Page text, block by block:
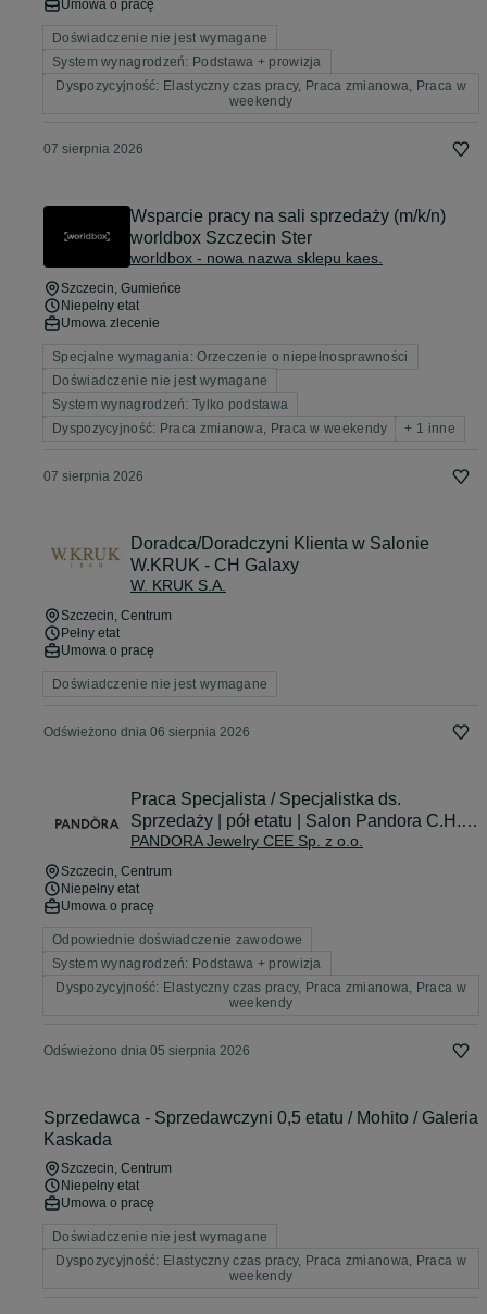
Umowa o pracę
Doświadczenie nie jest wymagane
System wynagrodzeń: Podstawa + prowizja
Dyspozycyjność: Elastyczny czas pracy, Praca zmianowa, Praca w
weekendy
07 sierpnia 2026
Wsparcie pracy na sali sprzedaży (m/k/n)
worldbox Szczecin Ster
worldbox - nowa nazwa sklepu kaes.
Szczecin, Gumieńce
Niepełny etat
Umowa zlecenie
Specjalne wymagania: Orzeczenie o niepełnosprawności
Doświadczenie nie jest wymagane
System wynagrodzeń: Tylko podstawa
Dyspozycyjność: Praca zmianowa, Praca w weekendy
+ 1 inne
07 sierpnia 2026
Doradca/Doradczyni Klienta w Salonie
W.KRUK - CH Galaxy
W. KRUK S.A.
Szczecin, Centrum
Pełny etat
Umowa o pracę
Doświadczenie nie jest wymagane
Odświeżono dnia 06 sierpnia 2026
Praca Specjalista / Specjalistka ds.
Sprzedaży | pół etatu | Salon Pandora C.H.
Galaxy Szczecin
PANDORA Jewelry CEE Sp. z o.o.
Szczecin, Centrum
Niepełny etat
Umowa o pracę
Odpowiednie doświadczenie zawodowe
System wynagrodzeń: Podstawa + prowizja
Dyspozycyjność: Elastyczny czas pracy, Praca zmianowa, Praca w
weekendy
Odświeżono dnia 05 sierpnia 2026
Sprzedawca - Sprzedawczyni 0,5 etatu / Mohito / Galeria
Kaskada
Szczecin, Centrum
Niepełny etat
Umowa o pracę
Doświadczenie nie jest wymagane
Dyspozycyjność: Elastyczny czas pracy, Praca zmianowa, Praca w
weekendy